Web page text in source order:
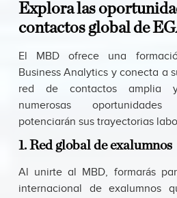
Explora las
contactos global de
El MBD ofrece una
Business Analytics y conecta a
red de contactos amplia
numerosas
potenciarán sus trayectorias
1. Red global de exalumnos
Al unirte al MBD, formarás
internacional de exalumnos